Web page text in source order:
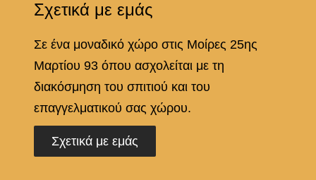
Σχετικά με εμάς
Σε ένα μοναδικό χώρο στις Μοίρες 25ης
Μαρτίου 93 όπου ασχολείται με τη
διακόσμηση του σπιτιού και του
επαγγελματικού σας χώρου.
Σχετικά με εμάς